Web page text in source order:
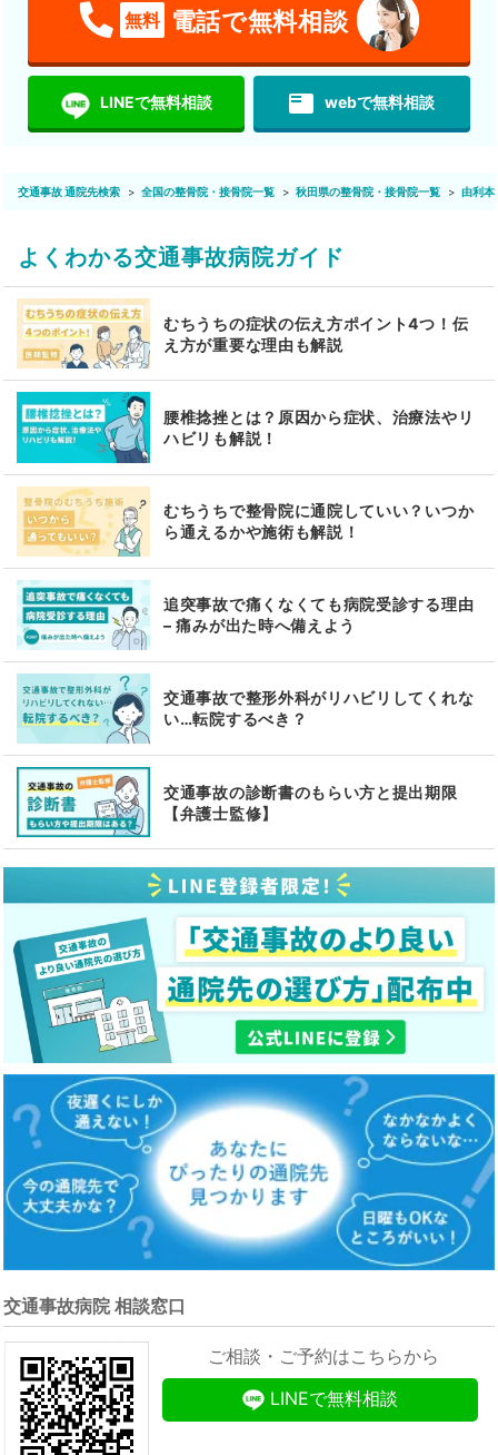
無料 電話で無料相談
LINEで無料相談 featured_play_list webで無料相談
交通事故 通院先検索 全国の整骨院・接骨院一覧 秋田県の整骨院・接骨院一覧 由利本
よくわかる交通事故病院ガイド
むちうちの症状の伝え方ポイント4つ！伝
え方が重要な理由も解説
腰椎捻挫とは？原因から症状、治療法やリ
ハビリも解説！
むちうちで整骨院に通院していい？いつか
ら通えるかや施術も解説！
追突事故で痛くなくても病院受診する理由
– 痛みが出た時へ備えよう
交通事故で整形外科がリハビリしてくれな
い…転院するべき？
交通事故の診断書のもらい方と提出期限
【弁護士監修】
交通事故病院 相談窓口
ご相談・ご予約はこちらから
LINEで無料相談